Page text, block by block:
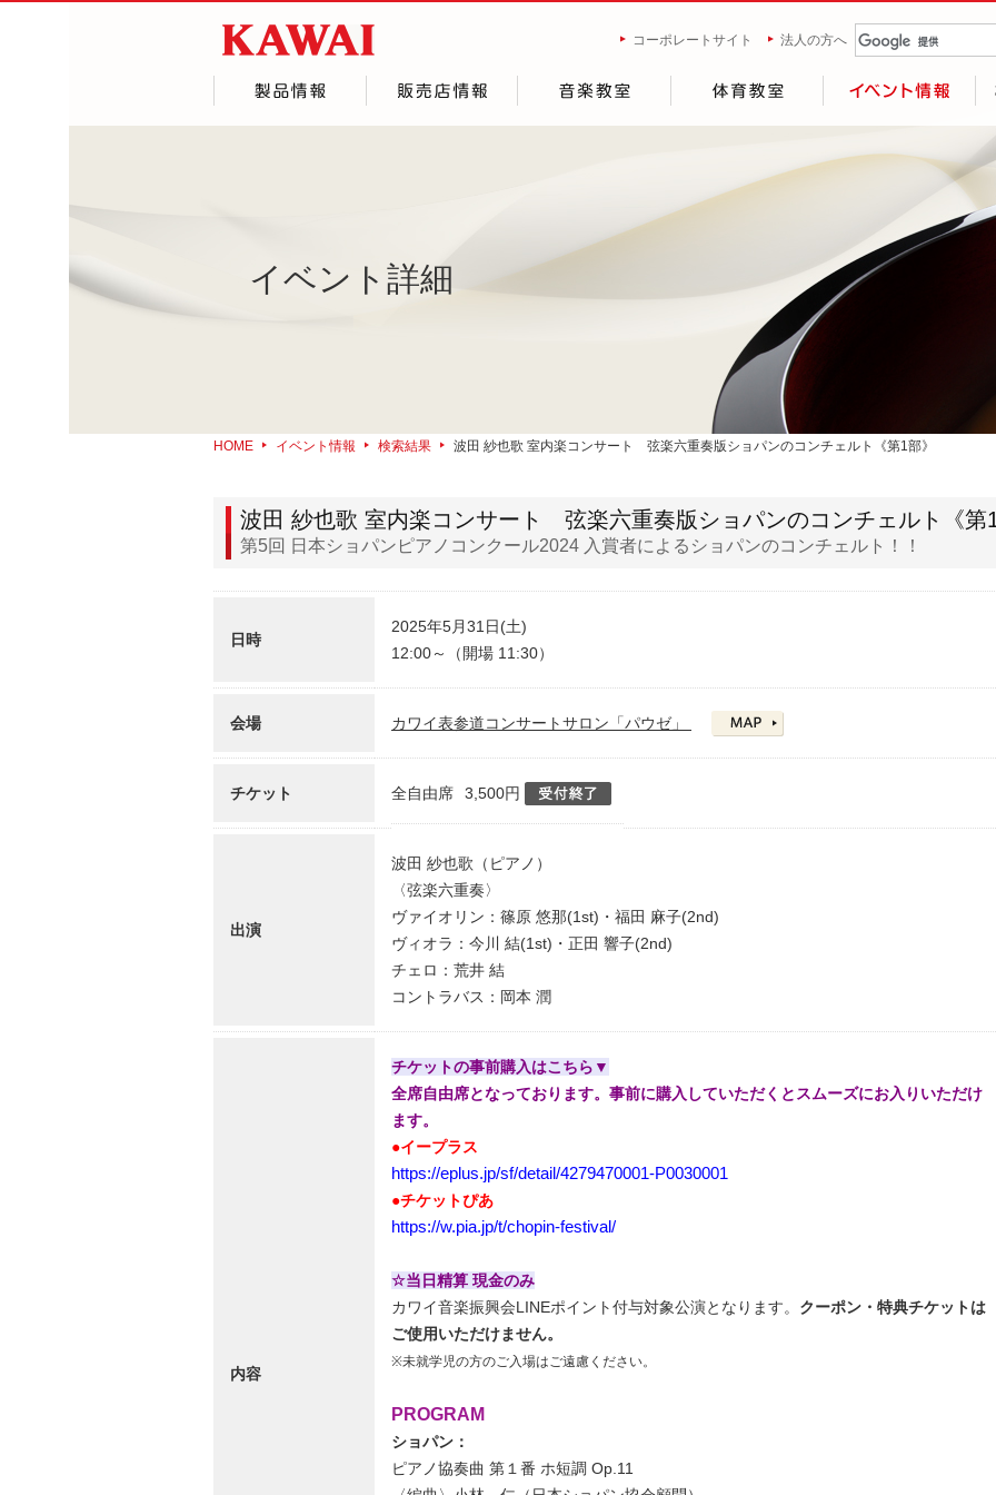
コーポレートサイト 法人の方へ
イベント詳細
HOME イベント情報 検索結果 波田 紗也歌 室内楽コンサート 弦楽六重奏版ショパンのコンチェルト《第1部》
波田 紗也歌 室内楽コンサート 弦楽六重奏版ショパンのコンチェルト《第
第5回 日本ショパンピアノコンクール2024 入賞者によるショパンのコンチェルト！！
日時
2025年5月31日(土)
12:00～（開場 11:30）
会場 カワイ表参道コンサートサロン「パウゼ」
チケット 全自由席 3,500円
出演
波田 紗也歌（ピアノ）
〈弦楽六重奏〉
ヴァイオリン：篠原 悠那(1st)・福田 麻子(2nd)
ヴィオラ：今川 結(1st)・正田 響子(2nd)
チェロ：荒井 結
コントラバス：岡本 潤
内容
チケットの事前購入はこちら▼
全席自由席となっております。事前に購入していただくとスムーズにお入りいただけ
ます。
●イープラス
https://eplus.jp/sf/detail/4279470001-P0030001
●チケットぴあ
https://w.pia.jp/t/chopin-festival/
☆当日精算 現金のみ
カワイ音楽振興会LINEポイント付与対象公演となります。 クーポン・特典チケットは
ご使用いただけません。
※未就学児の方のご入場はご遠慮ください。
PROGRAM
ショパン：
ピアノ協奏曲 第１番 ホ短調 Op.11